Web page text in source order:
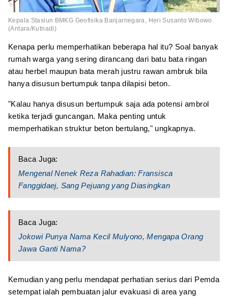
Kepala Stasiun BMKG Geofisika Banjarnegara, Heri Susanto Wibowo.
(Antara/Kutnadi)
Kenapa perlu memperhatikan beberapa hal itu? Soal banyak
rumah warga yang sering dirancang dari batu bata ringan
atau herbel maupun bata merah justru rawan ambruk bila
hanya disusun bertumpuk tanpa dilapisi beton.
"Kalau hanya disusun bertumpuk saja ada potensi ambrol
ketika terjadi guncangan. Maka penting untuk
memperhatikan struktur beton bertulang," ungkapnya.
Baca Juga:
Mengenal Nenek Reza Rahadian: Fransisca
Fanggidaej, Sang Pejuang yang Diasingkan
Baca Juga:
Jokowi Punya Nama Kecil Mulyono, Mengapa Orang
Jawa Ganti Nama?
Kemudian yang perlu mendapat perhatian serius dari Pemda
setempat ialah pembuatan jalur evakuasi di area yang